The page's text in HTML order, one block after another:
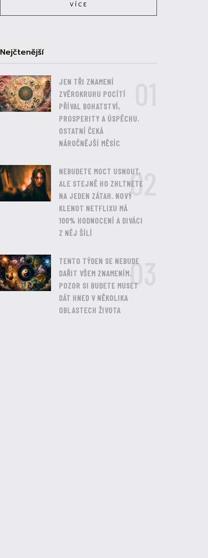
VÍCE
Nejčtenější
JEN TŘI ZNAMENÍ
ZVĚROKRUHU POCÍTÍ
PŘÍVAL BOHATSTVÍ,
PROSPERITY A ÚSPĚCHU.
OSTATNÍ ČEKÁ
NÁROČNĚJŠÍ MĚSÍC
NEBUDETE MOCT USNOUT,
ALE STEJNĚ HO ZHLTNETE
NA JEDEN ZÁTAH. NOVÝ
KLENOT NETFLIXU MÁ
100% HODNOCENÍ A DIVÁCI
Z NĚJ ŠÍLÍ
02
TENTO TÝDEN SE NEBUDE
DAŘIT VŠEM ZNAMENÍM.
POZOR SI BUDETE MUSET
DÁT HNED V NĚKOLIKA
OBLASTECH ŽIVOTA
03